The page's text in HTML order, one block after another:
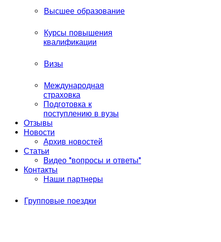
Высшее образование
Курсы повышения
квалификации
Визы
Международная
страховка
Подготовка к
поступлению в вузы
Отзывы
Новости
Архив новостей
Статьи
Видео "вопросы и ответы"
Контакты
Наши партнеры
Групповые поездки